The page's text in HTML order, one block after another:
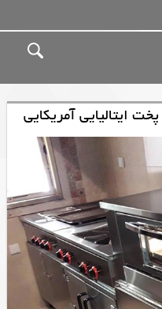
ایتالیایی آمریکایی